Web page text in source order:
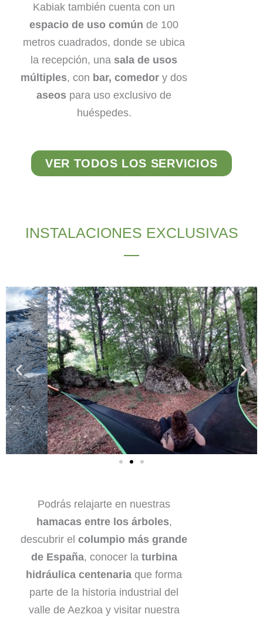
Kabiak también cuenta con un
espacio de uso común de 100
metros cuadrados, donde se ubica
la recepción, una sala de usos
múltiples, con bar, comedor y dos
aseos para uso exclusivo de
huéspedes.
VER TODOS LOS SERVICIOS
INSTALACIONES EXCLUSIVAS
Podrás relajarte en nuestras
hamacas entre los árboles,
descubrir el columpio más grande
de España, conocer la turbina
hidráulica centenaria que forma
parte de la historia industrial del
valle de Aezkoa y visitar nuestra